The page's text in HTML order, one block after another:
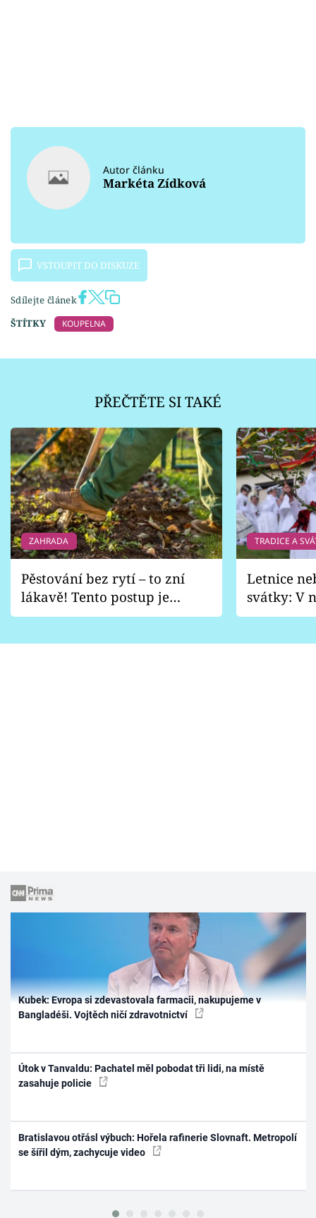
Autor článku
Markéta Zídková
VSTOUPIT DO DISKUZE
Sdílejte článek
ŠTÍTKY
KOUPELNA
PŘEČTĚTE SI TAKÉ
ZAHRADA
Pěstování bez rytí – to zní
lákavě! Tento postup je
vhodný jen pro některé
TRADICE A
Letnice
svátky: V
pondělí
Kubek: Evropa si zdevastovala farmacii, nakupujeme v
Bangladéši. Vojtěch ničí zdravotnictví
Útok v Tanvaldu: Pachatel měl pobodat tři lidi, na místě
zasahuje policie
Bratislavou otřásl výbuch: Hořela rafinerie Slovnaft. Metropolí
se šířil dým, zachycuje video